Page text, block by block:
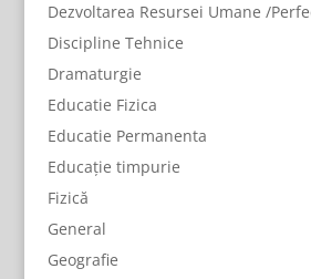
Dezvoltarea Resursei Umane /
Discipline Tehnice
Dramaturgie
Educatie Fizica
Educatie Permanenta
Educație timpurie
Fizică
General
Geografie